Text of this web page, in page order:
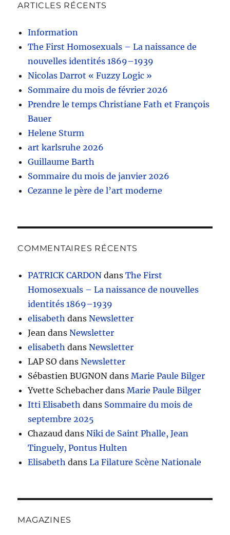
ARTICLES RÉCENTS
Information
The First Homosexuals – La naissance de
nouvelles identités 1869–1939
Nicolas Darrot « Fuzzy Logic »
Sommaire du mois de février 2026
Prendre le temps Christiane Fath et François
Bauer
Helene Sturm
art karlsruhe 2026
Guillaume Barth
Sommaire du mois de janvier 2026
Cezanne le père de l’art moderne
COMMENTAIRES RÉCENTS
PATRICK CARDON dansThe First
Homosexuals – La naissance de nouvelles
identités 1869–1939
elisabeth dansNewsletter
Jean dansNewsletter
elisabeth dansNewsletter
LAP SO dansNewsletter
Sébastien BUGNON dansMarie Paule Bilger
Yvette Schebacher dansMarie Paule Bilger
Itti Elisabeth dans Sommaire du mois de
septembre 2025
Chazaud dansNiki de Saint Phalle, Jean
Tinguely, Pontus Hulten
Elisabeth dansLa Filature Scène Nationale
MAGAZINES